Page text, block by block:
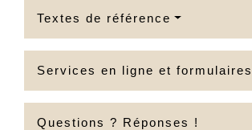
Textes de référence
Services en ligne et formulaires
Questions ? Réponses !